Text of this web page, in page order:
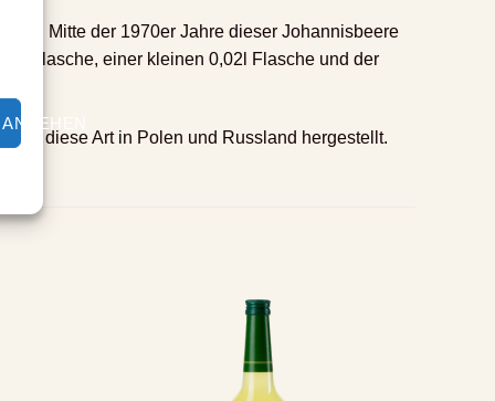
Mitte der 1970er Jahre dieser Johannisbeere
Flasche, einer kleinen 0,02l Flasche und der
diese Art in Polen und Russland hergestellt.